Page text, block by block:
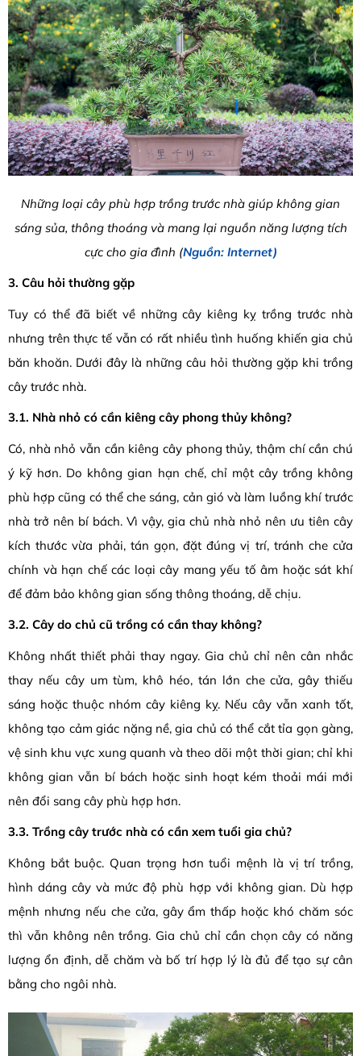
Những loại cây phù hợp trồng trước nhà giúp không gian
sáng sủa, thông thoáng và mang lại nguồn năng lượng tích
cực cho gia đình (Nguồn: Internet)
3. Câu hỏi thường gặp
Tuy có thể đã biết về những cây kiêng kỵ trồng trước nhà
nhưng trên thực tế vẫn có rất nhiều tình huống khiến gia chủ
băn khoăn. Dưới đây là những câu hỏi thường gặp khi trồng
cây trước nhà.
3.1. Nhà nhỏ có cần kiêng cây phong thủy không?
Có, nhà nhỏ vẫn cần kiêng cây phong thủy, thậm chí cần chú
ý kỹ hơn. Do không gian hạn chế, chỉ một cây trồng không
phù hợp cũng có thể che sáng, cản gió và làm luồng khí trước
nhà trở nên bí bách. Vì vậy, gia chủ nhà nhỏ nên ưu tiên cây
kích thước vừa phải, tán gọn, đặt đúng vị trí, tránh che cửa
chính và hạn chế các loại cây mang yếu tố âm hoặc sát khí
để đảm bảo không gian sống thông thoáng, dễ chịu.
3.2. Cây do chủ cũ trồng có cần thay không?
Không nhất thiết phải thay ngay. Gia chủ chỉ nên cân nhắc
thay nếu cây um tùm, khô héo, tán lớn che cửa, gây thiếu
sáng hoặc thuộc nhóm cây kiêng kỵ. Nếu cây vẫn xanh tốt,
không tạo cảm giác nặng nề, gia chủ có thể cắt tỉa gọn gàng,
vệ sinh khu vực xung quanh và theo dõi một thời gian; chỉ khi
không gian vẫn bí bách hoặc sinh hoạt kém thoải mái mới
nên đổi sang cây phù hợp hơn.
3.3. Trồng cây trước nhà có cần xem tuổi gia chủ?
Không bắt buộc. Quan trọng hơn tuổi mệnh là vị trí trồng,
hình dáng cây và mức độ phù hợp với không gian. Dù hợp
mệnh nhưng nếu che cửa, gây ẩm thấp hoặc khó chăm sóc
thì vẫn không nên trồng. Gia chủ chỉ cần chọn cây có năng
lượng ổn định, dễ chăm và bố trí hợp lý là đủ để tạo sự cân
bằng cho ngôi nhà.